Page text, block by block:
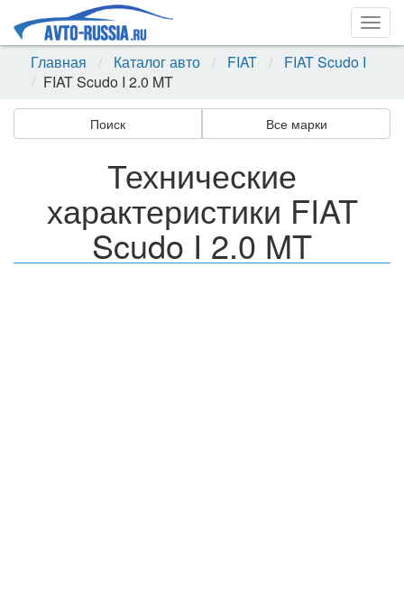
Главная
Каталог авто FIAT
FIAT Scudo I
FIAT Scudo I 2.0 MT
Поиск Все марки
Технические
характеристики FIAT
Scudo I 2.0 MT